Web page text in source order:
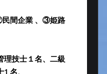
民間企業 、③姫路
理技士１名、二級
名、